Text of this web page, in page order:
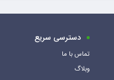
دسترسی سریع
تماس با ما
وبلاگ